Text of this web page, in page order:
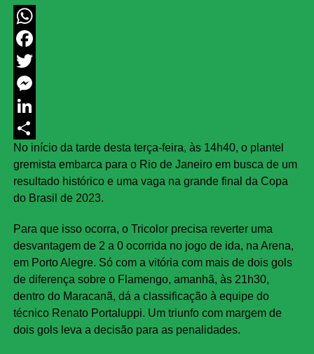
WhatsApp
Facebook
Twitter
Messenger
LinkedIn
Share
No início da tarde desta terça-feira, às 14h40, o plantel
gremista embarca para o Rio de Janeiro em busca de um
resultado histórico e uma vaga na grande final da Copa
do Brasil de 2023.
Para que isso ocorra, o Tricolor precisa reverter uma
desvantagem de 2 a 0 ocorrida no jogo de ida, na Arena,
em Porto Alegre. Só com a vitória com mais de dois gols
de diferença sobre o Flamengo, amanhã, às 21h30,
dentro do Maracanã, dá a classificação à equipe do
técnico Renato Portaluppi. Um triunfo com margem de
dois gols leva a decisão para as penalidades.